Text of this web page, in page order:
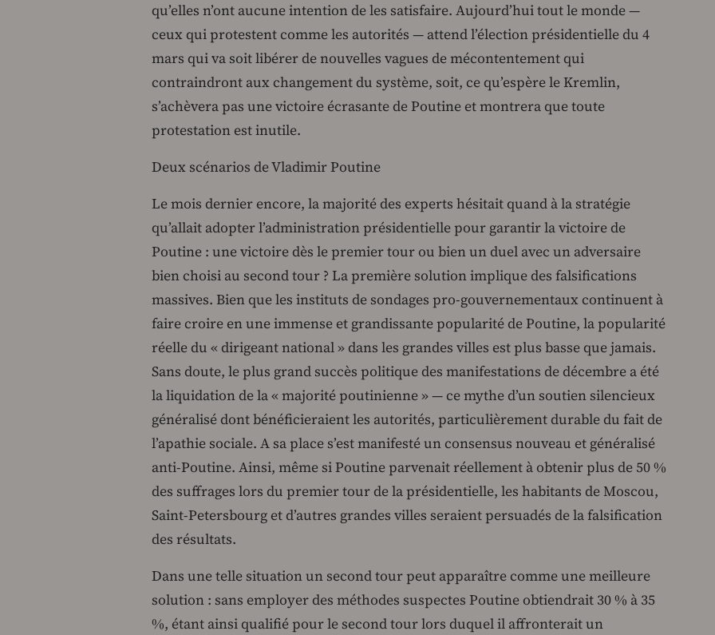
qu’elles n’ont aucune intention de les satisfaire. Aujourd’hui tout le monde —
ceux qui protestent comme les autorités — attend l’élection présidentielle du 4
mars qui va soit libérer de nouvelles vagues de mécontentement qui
contraindront aux changement du système, soit, ce qu’espère le Kremlin,
s’achèvera pas une victoire écrasante de Poutine et montrera que toute
protestation est inutile.
Deux scénarios de Vladimir Poutine
Le mois dernier encore, la majorité des experts hésitait quand à la stratégie
qu’allait adopter l’administration présidentielle pour garantir la victoire de
Poutine : une victoire dès le premier tour ou bien un duel avec un adversaire
bien choisi au second tour ? La première solution implique des falsifications
massives. Bien que les instituts de sondages pro-gouvernementaux continuent à
faire croire en une immense et grandissante popularité de Poutine, la popularité
réelle du « dirigeant national » dans les grandes villes est plus basse que jamais.
Sans doute, le plus grand succès politique des manifestations de décembre a été
la liquidation de la « majorité poutinienne » — ce mythe d’un soutien silencieux
généralisé dont bénéficieraient les autorités, particulièrement durable du fait de
l’apathie sociale. A sa place s’est manifesté un consensus nouveau et généralisé
anti-Poutine. Ainsi, même si Poutine parvenait réellement à obtenir plus de 50 %
des suffrages lors du premier tour de la présidentielle, les habitants de Moscou,
Saint-Petersbourg et d’autres grandes villes seraient persuadés de la falsification
des résultats.
Dans une telle situation un second tour peut apparaître comme une meilleure
solution : sans employer des méthodes suspectes Poutine obtiendrait 30 % à 35
%, étant ainsi qualifié pour le second tour lors duquel il affronterait un